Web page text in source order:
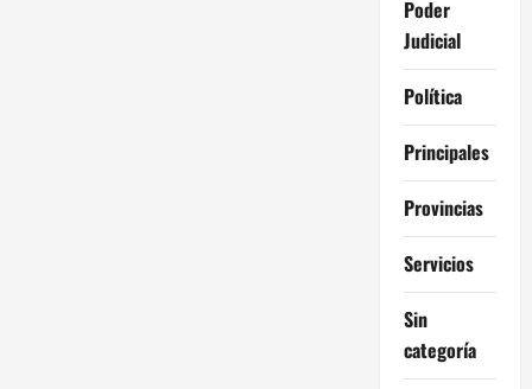
Poder
Judicial
Política
Principales
Provincias
Servicios
Sin
categoría